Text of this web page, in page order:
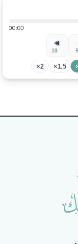
00:00
5
10
1.5×
2×